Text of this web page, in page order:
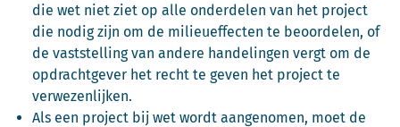
die wet niet ziet op alle onderdelen van het project
die nodig zijn om de milieueffecten te beoordelen, of
de vaststelling van andere handelingen vergt om de
opdrachtgever het recht te geven het project te
verwezenlijken.
Als een project bij wet wordt aangenomen, moet de